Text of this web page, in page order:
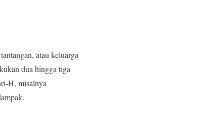
atau keluarga
dua hingga tiga
H, misalnya